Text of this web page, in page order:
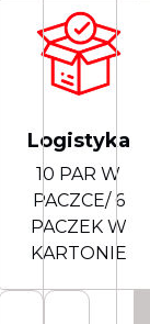
Logistyka
10 PAR W
PACZCE/ 6
PACZEK W
KARTONIE